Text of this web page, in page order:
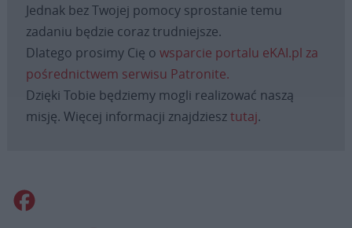
Jednak bez Twojej pomocy sprostanie temu
zadaniu będzie coraz trudniejsze.
Dlatego prosimy Cię o wsparcie portalu eKAI.pl za
pośrednictwem serwisu Patronite.
Dzięki Tobie będziemy mogli realizować naszą
misję. Więcej informacji znajdziesztutaj.